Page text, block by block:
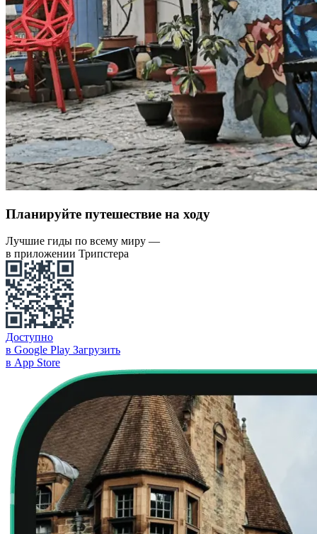
Планируйте путешествие на ходу
Лучшие гиды по всему миру —
в приложении Трипстера
Доступно
в Google Play Загрузить
в App Store